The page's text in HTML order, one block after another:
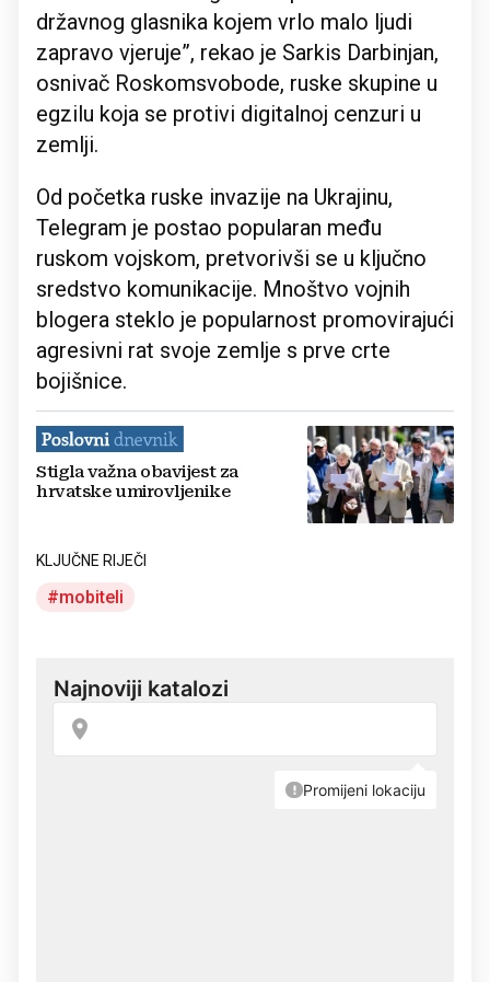
državnog glasnika kojem vrlo malo ljudi
zapravo vjeruje”, rekao je Sarkis Darbinjan,
osnivač Roskomsvobode, ruske skupine u
egzilu koja se protivi digitalnoj cenzuri u
zemlji.
Od početka ruske invazije na Ukrajinu,
Telegram je postao popularan među
ruskom vojskom, pretvorivši se u ključno
sredstvo komunikacije. Mnoštvo vojnih
blogera steklo je popularnost promovirajući
agresivni rat svoje zemlje s prve crte
bojišnice.
Stigla važna obavijest za
hrvatske umirovljenike
KLJUČNE RIJEČI
mobiteli